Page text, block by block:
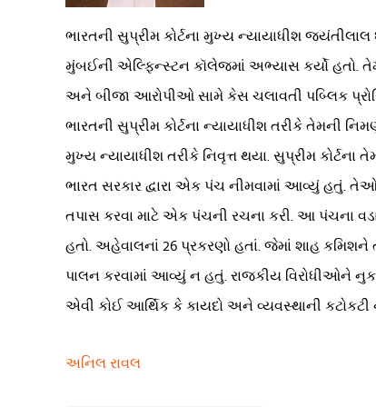
ભારતની સુપ્રીમ કોર્ટના મુખ્ય ન્યાયાધીશ
મુંબઈની એલ્ફિન્સ્ટન કૉલેજમાં અભ્યાસ કર્યો હતો.
અને બીજા આરોપીઓ સામે કેસ ચલાવતી પબ્લિક
ભારતની સુપ્રીમ કોર્ટના ન્યાયાધીશ તરીકે તેમની
મુખ્ય ન્યાયાધીશ તરીકે નિવૃત્ત થયા. સુપ્રીમ
ભારત સરકાર દ્વારા એક પંચ નીમવામાં આવ્યું હતું.
તપાસ કરવા માટે એક પંચની રચના કરી. આ પંચના
હતો. અહેવાલનાં 26 પ્રકરણો હતાં. જેમાં શાહ કમિશને
પાલન કરવામાં આવ્યું ન હતું. રાજકીય વિરોધીઓને
એવી કોઈ આર્થિક કે કાયદો અને વ્યવસ્થાની કટોકટી
અનિલ રાવલ